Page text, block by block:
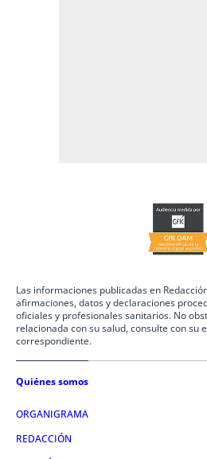
Las informaciones publicadas en
afirmaciones, datos y declaraciones
oficiales y profesionales sanitarios. No
relacionada con su salud, consulte con su
correspondiente.
Quiénes somos
ORGANIGRAMA
REDACCIÓN